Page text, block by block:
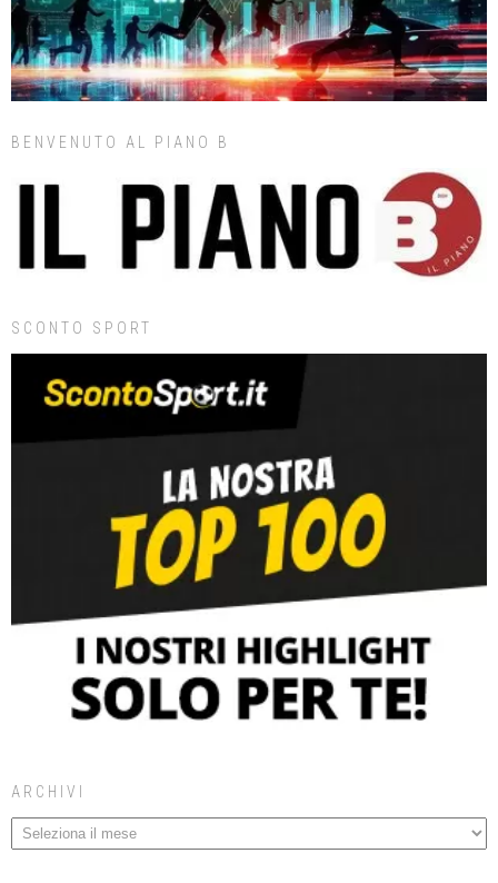
BENVENUTO AL PIANO B
SCONTO SPORT
ARCHIVI